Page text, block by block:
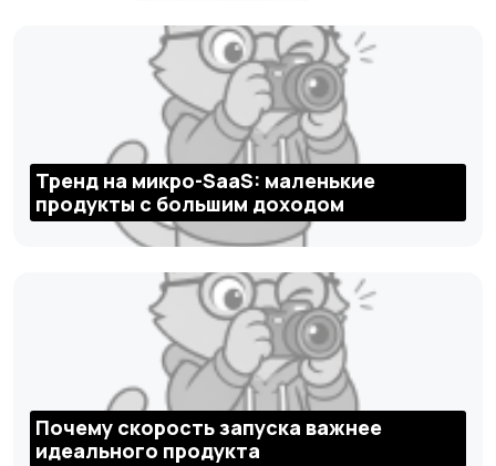
Тренд на микро-SaaS: маленькие
продукты с большим доходом
Почему скорость запуска важнее
идеального продукта